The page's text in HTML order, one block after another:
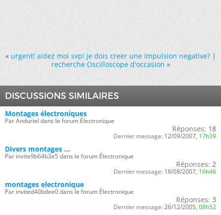
« urgent! aidez moi svp! je dois creer une impulsion negative?|
recherche Oscilloscope d'occasion »
DISCUSSIONS SIMILAIRES
Montages électroniques
Par Anduriel dans le forum Électronique
Réponses: 18
Dernier message: 12/09/2007, 17h39
Divers montages ...
Par invite9b64b3e5 dans le forum Électronique
Réponses: 2
Dernier message: 18/08/2007, 16h46
montages electronique
Par invited40bdee0 dans le forum Électronique
Réponses: 3
Dernier message: 26/12/2005, 08h52